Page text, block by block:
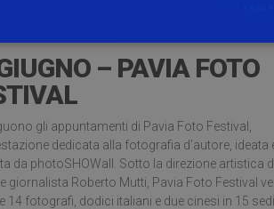
– PAVIA FOTO
gli appuntamenti di Pavia Foto Festival,
dedicata alla fotografia d’autore, ideata
da photoSHOWall. Sotto la direzione artistica
giornalista Roberto Mutti, Pavia Foto Festival
14 fotografi, dodici italiani e due cinesi in 15 sedi